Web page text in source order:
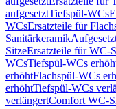
aufgesetztTiefspül-WCs
WCsErsatzteile für
Sanitärkeramik
SitzeErsatzteile für WC-
WCsTiefspül-WCs
erhöhtFlachspül-WCs
erhöhtTiefspül-WCs
verlängertComfort WC-